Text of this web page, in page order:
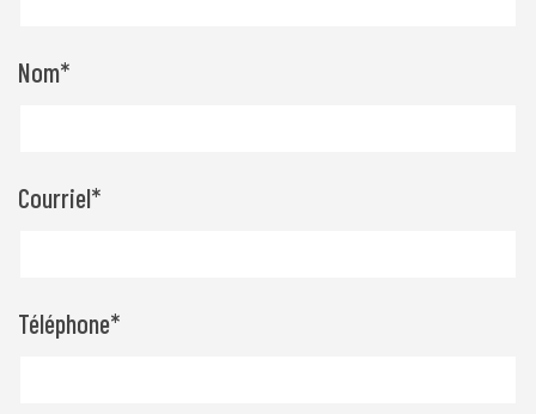
Nom*
Courriel*
Téléphone*